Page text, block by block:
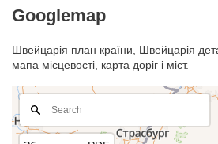
Googlemap
Швейцарія план країни, Швейцарія
мапа місцевості, карта доріг і міст.